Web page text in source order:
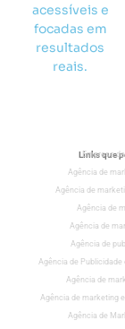
acessíveis e
focadas em
resultados
reais.
Links que
Empresa
Agência de
Agência de
Agência de
Agência de
Agência de
Agência de Publicidade
Agência de
Agência de marketing
Agência de